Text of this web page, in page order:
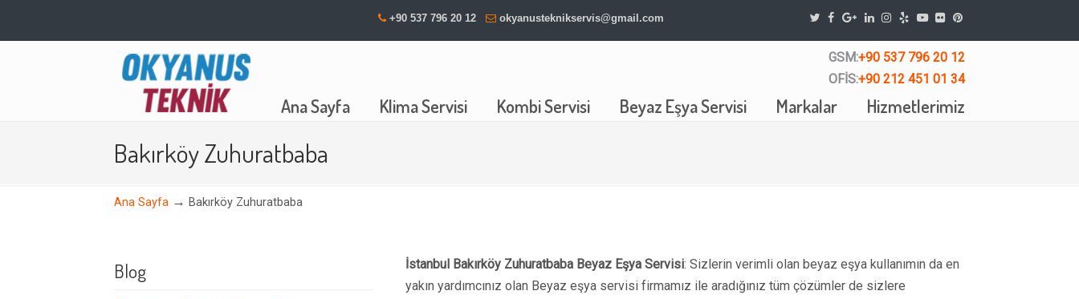
+90 537 796 20 12 okyanusteknikservis@gmail.com
GSM:+90 537 796 20 12
OFİS:+90 212 451 01 34
Ana Sayfa Klima Servisi Kombi Servisi Beyaz Eşya Servisi Markalar Hizmetlerimiz
Navigation
Bakırköy Zuhuratbaba
Ana Sayfa → Bakırköy Zuhuratbaba
İstanbul Bakırköy Zuhuratbaba Beyaz Eşya Servisi: Sizlerin verimli olan beyaz eşya kullanımın da en
yakın yardımcınız olan Beyaz eşya servisi firmamız ile aradığınız tüm çözümler de sizlere
Blog